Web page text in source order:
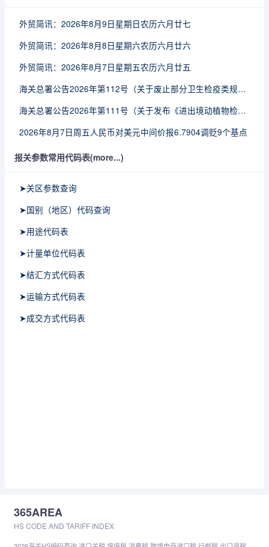
外贸简讯：2026年8月9日星期日农历六月廿七
外贸简讯：2026年8月8日星期六农历六月廿六
外贸简讯：2026年8月7日星期五农历六月廿五
海关总署公告2026年第112号（关于废止部分卫生检疫类规范性文件的公告）
海关总署公告2026年第111号（关于发布《进出境动植物检疫处理监督管理工作规定》《进出境卫生处理监督管理工作规定》的公告）
2026年8月7日周五人民币对美元中间价报6.7904调贬9个基点
报关参数常用代码表(more...)
➤关区参数查询
➤国别（地区）代码查询
➤用途代码表
➤计量单位代码表
➤结汇方式代码表
➤运输方式代码表
➤成交方式代码表
365AREA
HS CODE AND TARIFF INDEX